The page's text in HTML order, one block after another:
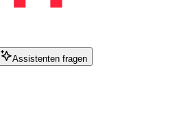
Assistenten fragen